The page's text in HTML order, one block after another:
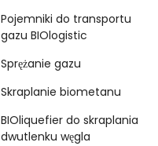
Pojemniki do transportu
gazu BIOlogistic
Sprężanie gazu
Skraplanie biometanu
BIOliquefier do skraplania
dwutlenku węgla